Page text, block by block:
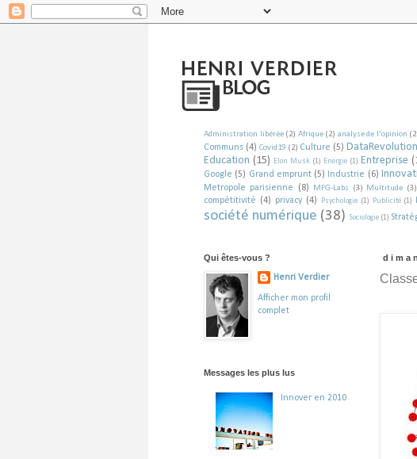
Administration libérée (2) Afrique (2) analyse de l'opinion
Communs (4) Covid19 (2) Culture (5) DataRevolution
Education (15) Elon Musk (1) Energie (1) Entreprise
Google (5) Grand emprunt (5) Industrie (6)
Metropole parisienne (8) MFG-Labs (3) Multitude (3)
compétitivité (4) privacy (4) Psychologie (1) Publicité (1)
société numérique (38) Sociologie (1)
Qui êtes-vous ?
Henri Verdier
Afficher mon profil
complet
Messages les plus lus
Innover en 2010